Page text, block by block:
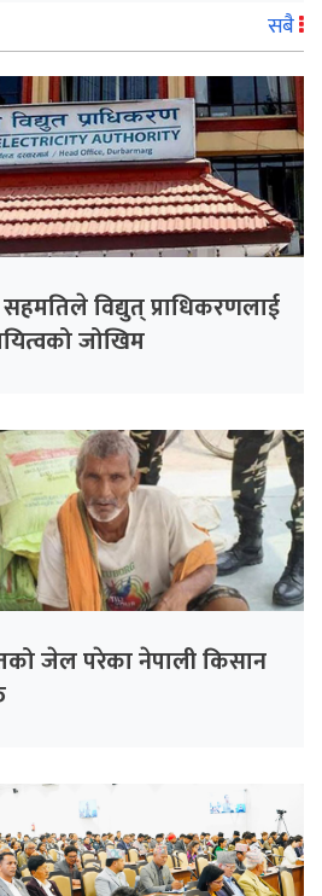
सबै
विद्युत् प्राधिकरणलाई
जोखिम
जेल परेका नेपाली किसान